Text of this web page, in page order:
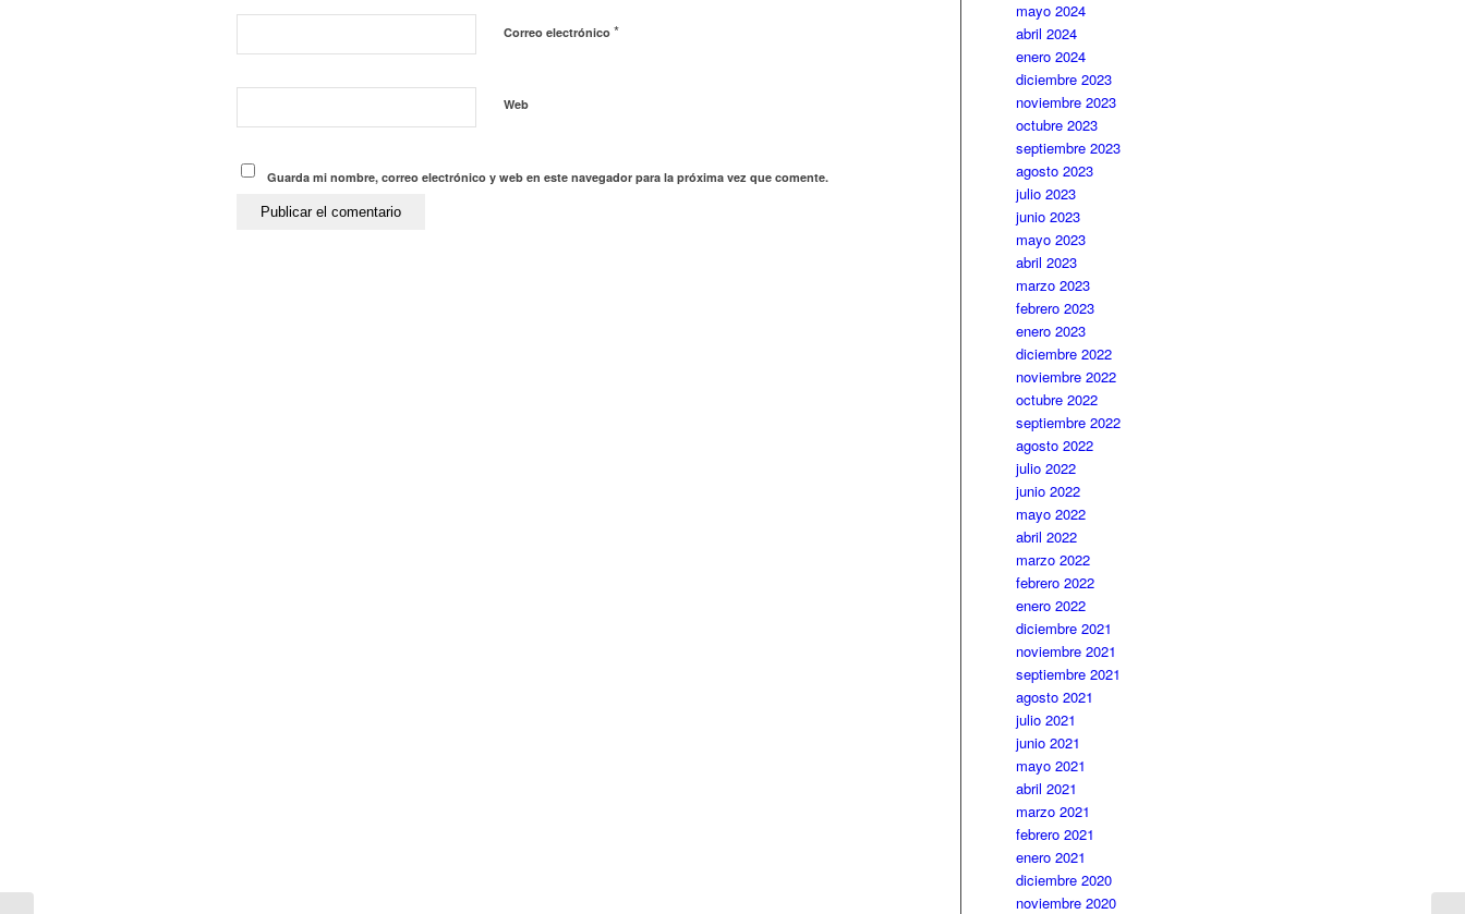
Correo electrónico *
Web
Guarda mi nombre, correo electrónico y web en este navegador para la próxima vez que comente.
mayo 2024
abril 2024
enero 2024
diciembre 2023
noviembre 2023
octubre 2023
septiembre 2023
agosto 2023
julio 2023
junio 2023
mayo 2023
abril 2023
marzo 2023
febrero 2023
enero 2023
diciembre 2022
noviembre 2022
octubre 2022
septiembre 2022
agosto 2022
julio 2022
junio 2022
mayo 2022
abril 2022
marzo 2022
febrero 2022
enero 2022
diciembre 2021
noviembre 2021
septiembre 2021
agosto 2021
julio 2021
junio 2021
mayo 2021
abril 2021
marzo 2021
febrero 2021
enero 2021
diciembre 2020
noviembre 2020